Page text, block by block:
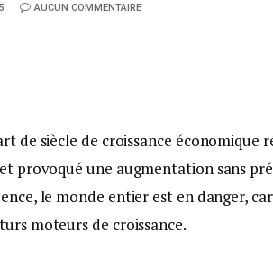
AUCUN COMMENTAIRE
de siècle de croissance économique
provoqué une augmentation sans
le monde entier est en danger,
moteurs de croissance.